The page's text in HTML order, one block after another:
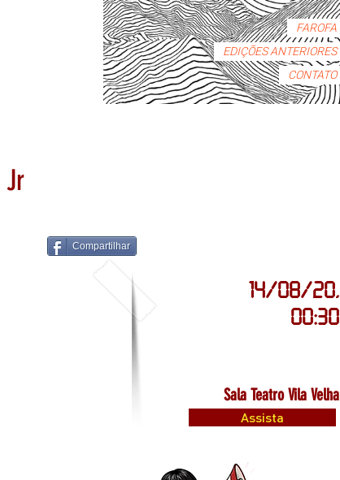
FAROFA
EDIÇÕES ANTERIORES
CONTATO
Jr
Compartilhar
14/08/20,
00:30
Sala Teatro Vila Velha
Assista